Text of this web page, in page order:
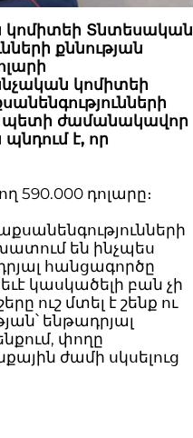
կոմիտեի Տնտեսական
քննության
կոմիտեի
պետի ժամանակավոր
է, որ
590.000 դոլարը։
են ինչպես
հանցագործը
կասկածելի բան չի
ուշ մտել է շենք ու
ենթադրյալ
փողը
ժամի սկսելուց